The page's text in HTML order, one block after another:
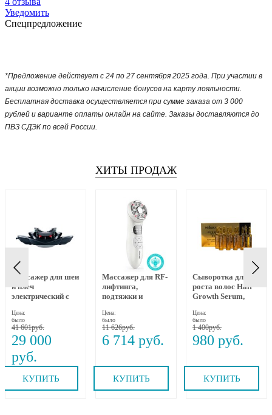
Уведомить
Спецпредложение
*Предложение действует с 24 по 27 сентября 2025 года. При участии в
акции возможно только начисление бонусов на карту лояльности.
Бесплатная доставка осуществляется при сумме заказа от 3 000
рублей и варианте оплаты онлайн на сайте. Заказы доставляются до
ПВЗ СДЭК по всей России.
ХИТЫ ПРОДАЖ
Массажер для шеи
и плеч
электрический с
вытяжением и
прогревом MEDI
NECK MYTREX
Цена:
было
41 601
29 000
КУПИТЬ
Массажер для RF-
лифтинга,
подтяжки и
RF-1607, Gezatone
Цена:
было
11 626
6 714
КУПИТЬ
Сыворотка для
роста волос Hair
Growth Serum,
Цена:
было
1 400
980
КУПИТЬ